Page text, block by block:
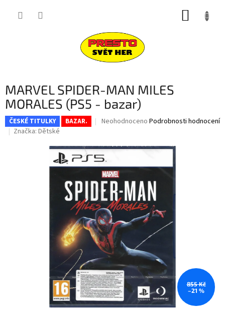
MARVEL SPIDER-MAN MILES
MORALES (PS5 - bazar)
ČESKÉ TITULKY BAZAR.
Průměrné
je
0,0
z
5
hvězdiček.
Neohodnoceno Podrobnosti hodnocení
Značka: Dětské
855 Kč
–21 %